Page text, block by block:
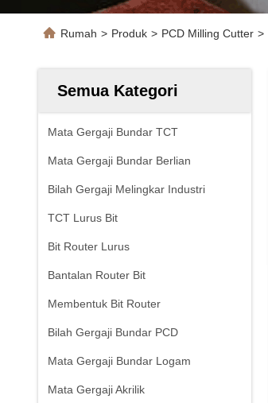
Rumah > Produk > PCD Milling Cutter >
Semua Kategori
Mata Gergaji Bundar TCT
Mata Gergaji Bundar Berlian
Bilah Gergaji Melingkar Industri
TCT Lurus Bit
Bit Router Lurus
Bantalan Router Bit
Membentuk Bit Router
Bilah Gergaji Bundar PCD
Mata Gergaji Bundar Logam
Mata Gergaji Akrilik